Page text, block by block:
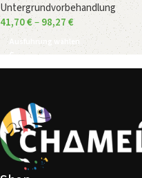
Untergrundvorbehandlung
41,70€–98,27€
Ausführung wählen